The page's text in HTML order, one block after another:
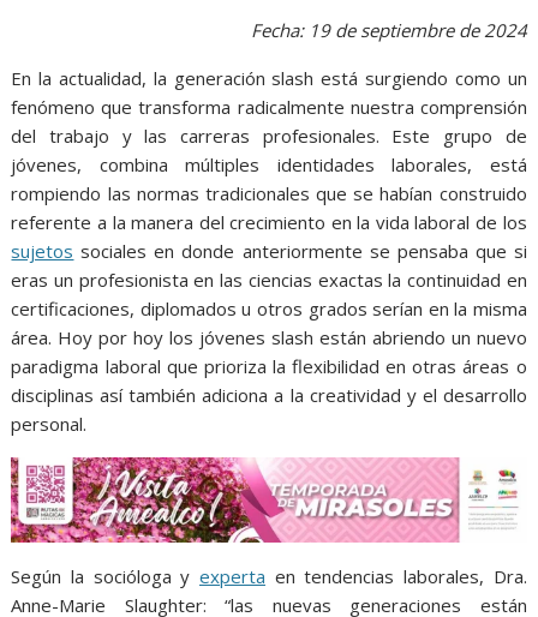
g
er
m
Fecha: 19 de septiembre de 2024
En la actualidad, la generación slash está surgiendo como un
fenómeno que transforma radicalmente nuestra comprensión
del trabajo y las carreras profesionales. Este grupo de
jóvenes, combina múltiples identidades laborales, está
rompiendo las normas tradicionales que se habían construido
referente a la manera del crecimiento en la vida laboral de los
sujetos sociales en donde anteriormente se pensaba que si
eras un profesionista en las ciencias exactas la continuidad en
certificaciones, diplomados u otros grados serían en la misma
área. Hoy por hoy los jóvenes slash están abriendo un nuevo
paradigma laboral que prioriza la flexibilidad en otras áreas o
disciplinas así también adiciona a la creatividad y el desarrollo
personal.
Según la socióloga y experta en tendencias laborales, Dra.
Anne-Marie Slaughter: “las nuevas generaciones están